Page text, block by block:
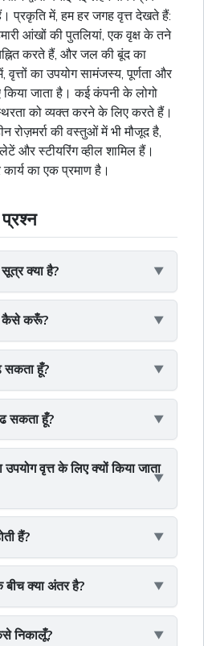
प्रकृति में, हम हर जगह वृत्त देखते हैं:
आंखों की पुतलियां, एक वृक्ष के तने
करते हैं, और जल की बूंद का
का उपयोग सामंजस्य, पूर्णता और
किया जाता है। कई कंपनी के लोगो
को व्यक्त करने के लिए करते हैं।
रोज़मर्रा की वस्तुओं में भी मौजूद है,
और स्टीयरिंग व्हील शामिल हैं।
का एक प्रमाण है।
क्या है?
कैसे करूँ?
सकता हूँ?
सकता हूँ?
वृत्त के लिए क्यों किया जाता
हैं?
बीच क्या अंतर है?
निकालूँ?